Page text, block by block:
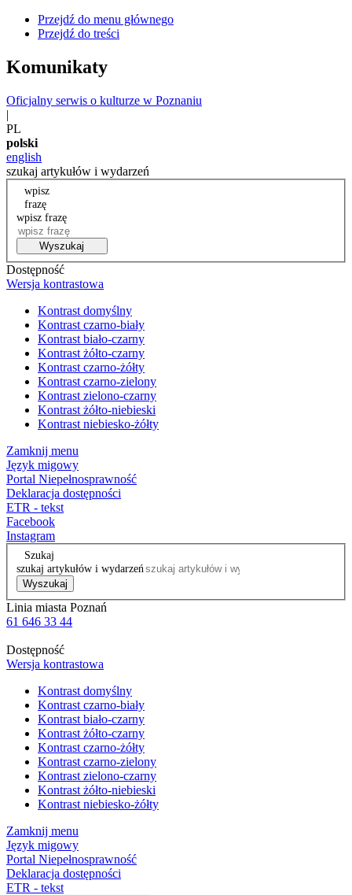
Przejdź do menu głównego
Przejdź do treści
Komunikaty
Oficjalny serwis o kulturze w Poznaniu
|
PL
polski
english
szukaj artykułów i wydarzeń
wpisz
frazę
wpisz frazę
Wyszukaj
Dostępność
Wersja kontrastowa
Kontrast domyślny
Kontrast czarno-biały
Kontrast biało-czarny
Kontrast żółto-czarny
Kontrast czarno-żółty
Kontrast czarno-zielony
Kontrast zielono-czarny
Kontrast żółto-niebieski
Kontrast niebiesko-żółty
Zamknij menu
Język migowy
Portal Niepełnosprawność
Deklaracja dostępności
ETR - tekst
Facebook
Instagram
Szukaj
szukaj artykułów i wydarzeń
Wyszukaj
Linia miasta Poznań
61 646 33 44
Dostępność
Wersja kontrastowa
Kontrast domyślny
Kontrast czarno-biały
Kontrast biało-czarny
Kontrast żółto-czarny
Kontrast czarno-żółty
Kontrast czarno-zielony
Kontrast zielono-czarny
Kontrast żółto-niebieski
Kontrast niebiesko-żółty
Zamknij menu
Język migowy
Portal Niepełnosprawność
Deklaracja dostępności
ETR - tekst